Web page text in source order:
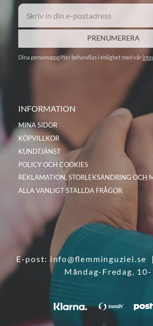
PRENUMERERA
Dina personuppgifter behandlas i enlighet med vår
INFORMATION
MINA SIDOR
KÖPVILLKOR
KUNDTJÄNST
POLICY OCH COOKIES
REKLAMATION, STORLEKSÄNDRING OCH
ALLA VANLIGT STÄLLDA FRÅGOR
E-post: info@flemminguziel.se
Måndag-Fredag, 10-